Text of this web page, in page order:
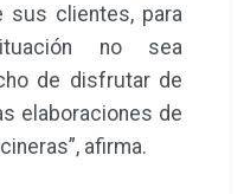
sus clientes, para
no sea
de disfrutar de
elaboraciones de
afirma.